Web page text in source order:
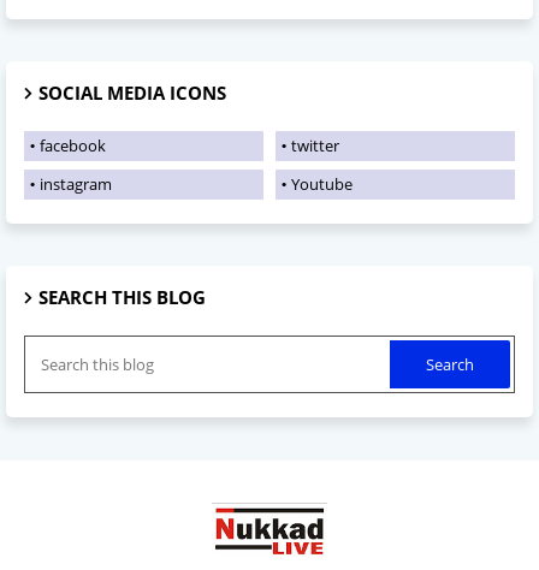
SOCIAL MEDIA ICONS
facebook
twitter
instagram
Youtube
SEARCH THIS BLOG